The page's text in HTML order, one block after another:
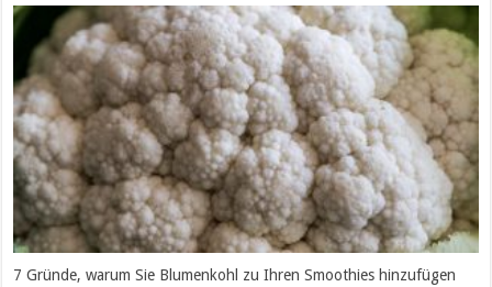
7 Gründe, warum Sie Blumenkohl zu Ihren Smoothies hinzufügen